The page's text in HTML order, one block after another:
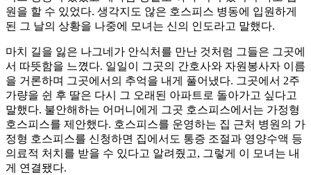
원을 할 수 있었다. 생각지도 않은 호스피스 병동에 입원하게
된 그 날의 상황을 나중에 모녀는 신의 인도라고 말했다.
마치 길을 잃은 나그네가 안식처를 만난 것처럼 그들은 그곳에
서 따뜻함을 느꼈다. 일일이 그곳의 간호사와 자원봉사자 이름
을 거론하며 그곳에서의 추억을 내게 풀어냈다. 그곳에서 2주
가량을 쉰 후 딸은 다시 그 오래된 아파트로 돌아가고 싶다고
말했다. 불안해하는 어머니에게 그곳 호스피스에서는 가정형
호스피스를 제안했다. 호스피스를 운영하는 집 근처 병원의 가
정형 호스피스를 신청하면 집에서도 통증 조절과 영양수액 등
의료적 처치를 받을 수 있다고 알려줬고, 그렇게 이 모녀는 내
게 연결됐다.